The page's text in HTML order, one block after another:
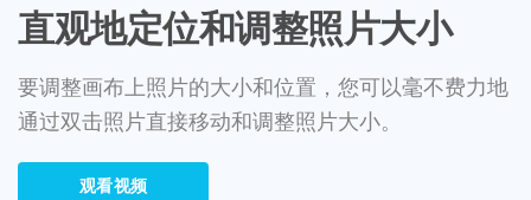
直观地定位和调整照片大小
要调整画布上照片的大小和位置，您可以毫不费力地
通过双击照片直接移动和调整照片大小。
观看视频